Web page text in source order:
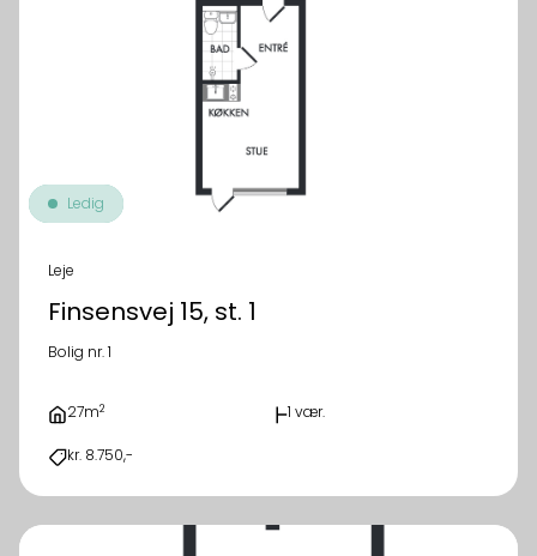
Ledig
Leje
Finsensvej 15, st. 1
Bolig nr. 1
27m2 1 vær.
kr. 8.750,-